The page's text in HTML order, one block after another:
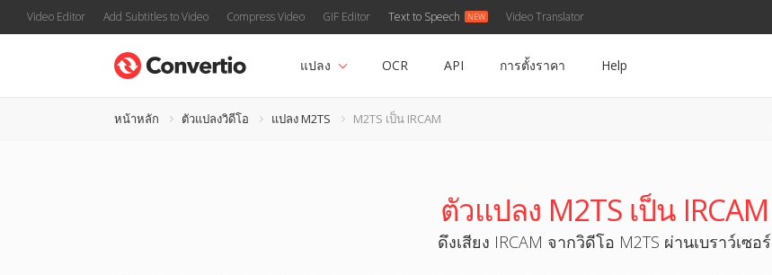
Video Editor Add Subtitles to Video Compress Video GIF Editor Text to Speech Video Translator
แปลง OCR API การตั้งราคา Help
หน้าหลัก ตัวแปลงวิดีโอ แปลง M2TS M2TS เป็น IRCAM
ตัวแปลง M2TS เป็น IRCAM
ดึงเสียง IRCAM จากวิดีโอ M2TS ผ่านเบราว์เซอร์